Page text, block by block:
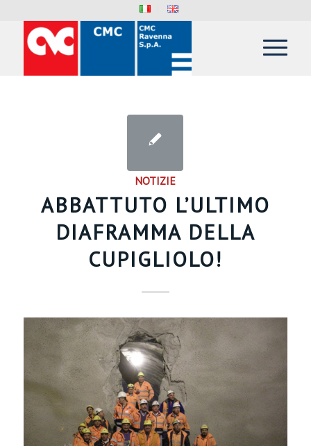
NOTIZIE
ABBATTUTO L’ULTIMO
DIAFRAMMA DELLA
CUPIGLIOLO!